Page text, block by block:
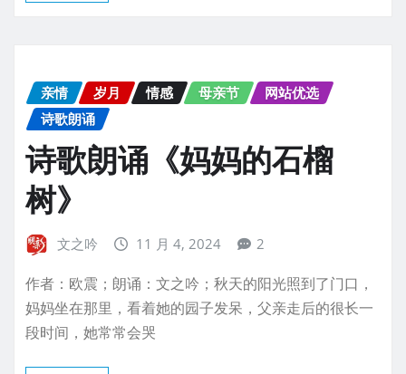
亲情 岁月 情感 母亲节
网站优选
诗歌朗诵
诗歌朗诵《妈妈的石榴
树》
文之吟 11 月 4, 2024 2
作者：欧震；朗诵：文之吟；秋天的阳光照到了门口，
妈妈坐在那里，看着她的园子发呆，父亲走后的很长一
段时间，她常常会哭